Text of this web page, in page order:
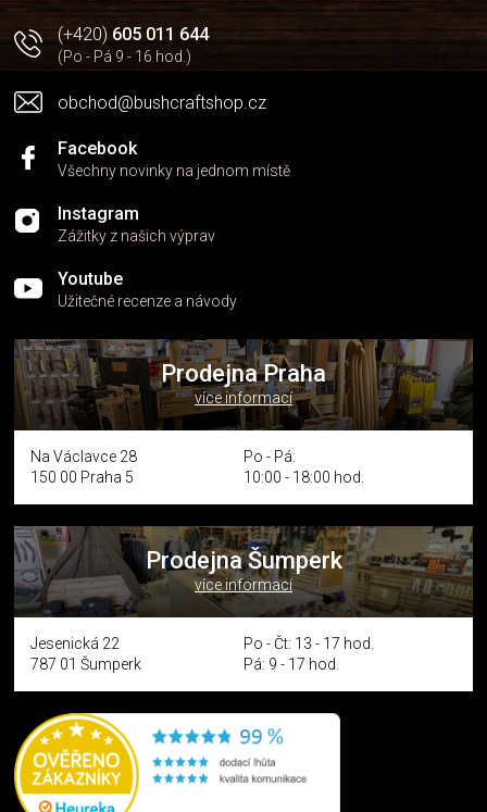
(+420)605 011 644
(Po - Pá 9 - 16 hod.)
obchod@bushcraftshop.cz
Facebook
Všechny novinky na jednom místě
Instagram
Zážitky z našich výprav
Youtube
Užitečné recenze a návody
Prodejna Praha
více informací
Na Václavce 28
150 00 Praha 5
Po - Pá:
10:00 - 18:00 hod.
Prodejna Šumperk
více informací
Jesenická 22
787 01 Šumperk
Po - Čt: 13 - 17 hod.
Pá: 9 - 17 hod.